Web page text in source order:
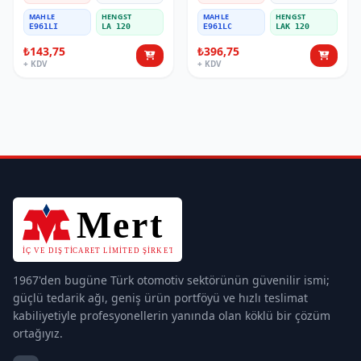
MAHLE
E961LI
HENGST
LA 120
₺143,75
+ KDV
MAHLE
E961LC
HENGST
LAK 120
₺396,75
+ KDV
1967'den bugüne Türk otomotiv sektörünün güvenilir ismi;
güçlü tedarik ağı, geniş ürün portföyü ve hızlı teslimat
kabiliyetiyle profesyonellerin yanında olan köklü bir çözüm
ortağıyız.